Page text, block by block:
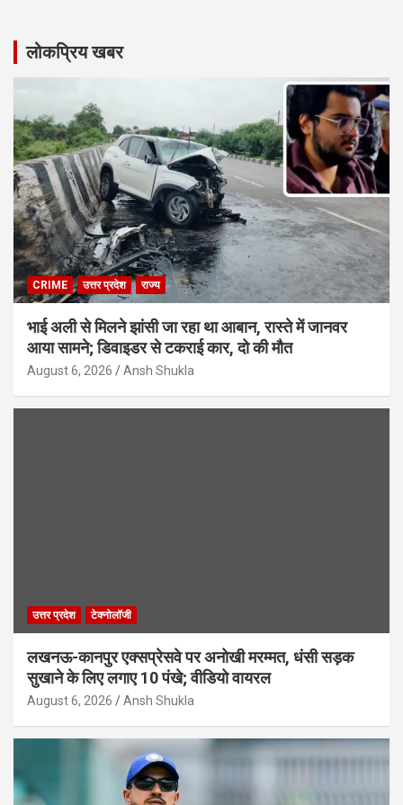
लोकप्रिय खबर
CRIME उत्तर प्रदेश राज्य
भाई अली से मिलने झांसी जा रहा था आबान, रास्ते में जानवर
आया सामने; डिवाइडर से टकराई कार, दो की मौत
August 6, 2026 Ansh Shukla
उत्तर प्रदेश टेक्नोलॉजी
लखनऊ-कानपुर एक्सप्रेसवे पर अनोखी मरम्मत, धंसी सड़क
सुखाने के लिए लगाए 10 पंखे; वीडियो वायरल
August 6, 2026 Ansh Shukla